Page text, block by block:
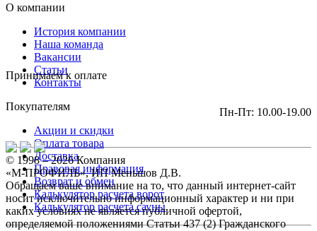
О компании
История компании
Наша команда
Вакансии
Статьи
Контакты
Покупателям
Акции и скидки
Оплата товара
Доставка
Правовая информация
Возврат и обмен
Калькулятор расчета ворот
Калькулятор расчета сауны
Принимаем к оплате
Пн-Пт: 10.00-19.00
© 1998 – 2026 Компания
«М-ПРОФИЛЬ», ИП Меньшов Д.В.
Обращаем ваше внимание на то, что данный интернет-сайт
носит исключительно информационный характер и ни при
каких условиях не является публичной офертой,
определяемой положениями Статьи 437 (2) Гражданского